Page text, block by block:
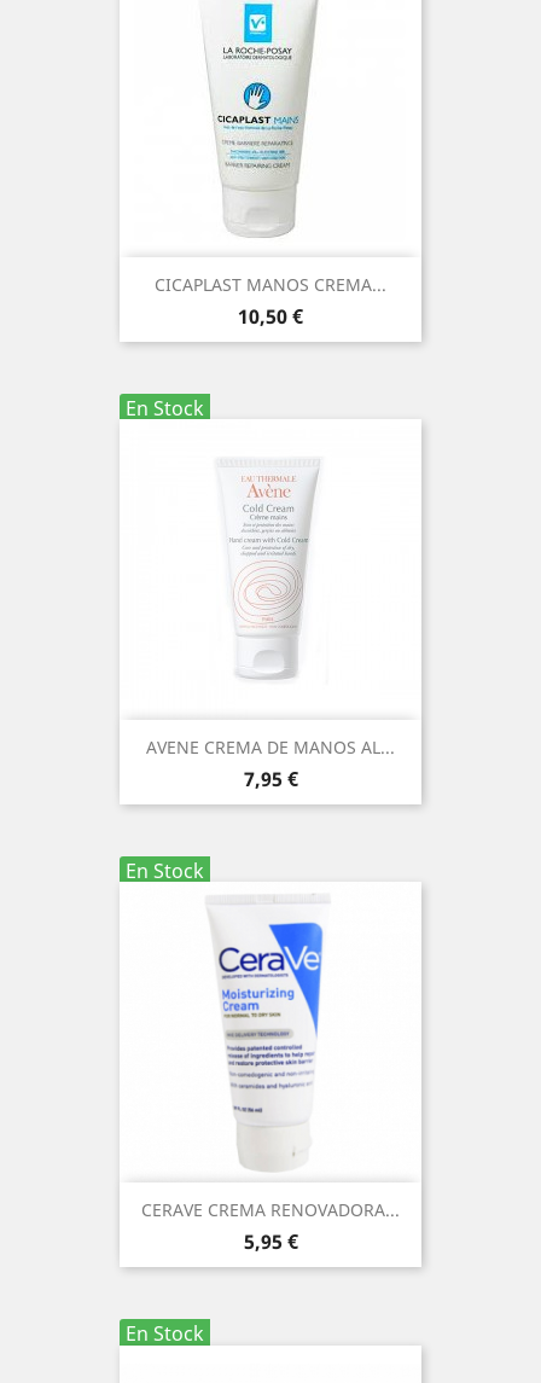
CICAPLAST MANOS CREMA...
Precio
10,50 €
En Stock
AVENE CREMA DE MANOS AL...
Precio
7,95 €
En Stock
CERAVE CREMA RENOVADORA...
Precio
5,95 €
En Stock